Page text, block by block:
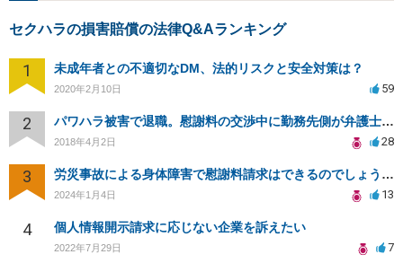
セクハラの損害賠償の法律Q&Aランキング
1 未成年者との不適切なDM、法的リスクと安全対策は？
2020年2月10日 59
2 パワハラ被害で退職。慰謝料の交渉中に勤務先側が弁護士を立ててきました
2018年4月2日 28
3 労災事故による身体障害で慰謝料請求はできるのでしょうか？
2024年1月4日 13
4 個人情報開示請求に応じない企業を訴えたい
2022年7月29日 7